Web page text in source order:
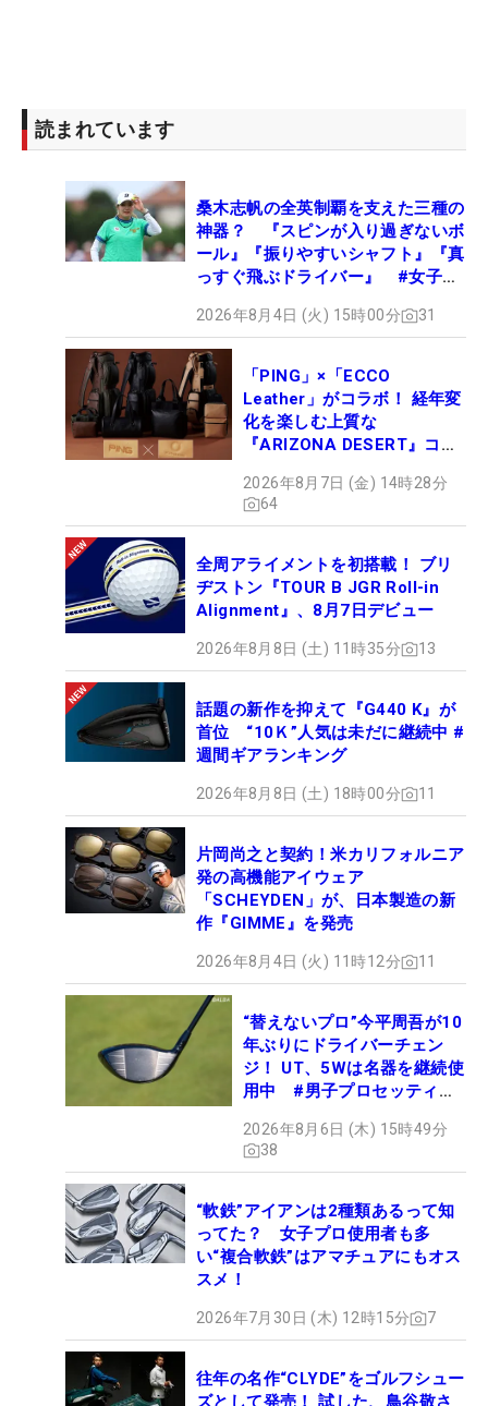
読まれています
桑木志帆の全英制覇を支えた三種の
神器？ 『スピンが入り過ぎないボ
ール』『振りやすいシャフト』『真
っすぐ飛ぶドライバー』 #女子プ
2026年8月4日 (火) 15時00分 31
「PING」×「ECCO
Leather」がコラボ！ 経年変
化を楽しむ上質な
『ARIZONA DESERT』コレ
ュー
2026年8月7日 (金) 14時28分
64
全周アライメントを初搭載！ ブリ
ヂストン『TOUR B JGR Roll-in
Alignment』、8月7日デビュー
2026年8月8日 (土) 11時35分 13
話題の新作を抑えて『G440 K』が
首位 “10Ｋ”人気は未だに継続中 #
週間ギアランキング
2026年8月8日 (土) 18時00分 11
片岡尚之と契約！米カリフォルニア
発の高機能アイウェア
「SCHEYDEN」が、日本製造の新
作『GIMME』を発売
2026年8月4日 (火) 11時12分 11
“替えないプロ”今平周吾が10
年ぶりにドライバーチェン
ジ！ UT、5Wは名器を継続使
用中 #男子プロセッティン
2026年8月6日 (木) 15時49分
38
“軟鉄”アイアンは2種類あるって知
ってた？ 女子プロ使用者も多
い“複合軟鉄”はアマチュアにもオス
スメ！
2026年7月30日 (木) 12時15分 7
往年の名作“CLYDE”をゴルフシュー
ズとして発売！ 試した、鳥谷敬さ